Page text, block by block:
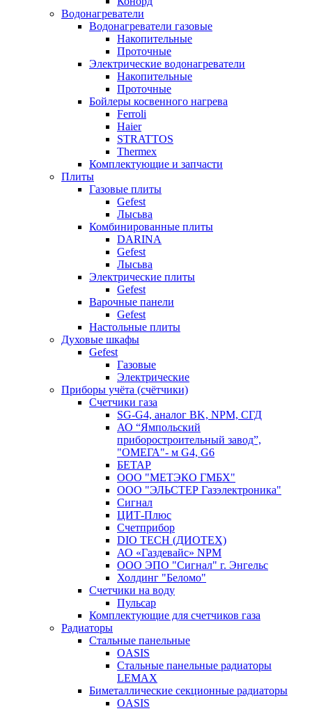
Водонагреватели
Водонагреватели газовые
Накопительные
Проточные
Электрические водонагреватели
Накопительные
Проточные
Бойлеры косвенного нагрева
Ferroli
Haier
STRATTOS
Thermex
Комплектующие и запчасти
Плиты
Газовые плиты
Gefest
Лысьва
Комбинированные плиты
DARINA
Gefest
Лысьва
Электрические плиты
Gefest
Варочные панели
Gefest
Настольные плиты
Духовые шкафы
Gefest
Газовые
Электрические
Приборы учёта (счётчики)
Счетчики газа
SG-G4, аналог BK, NPM, СГД
АО “Ямпольский
приборостроительный завод”,
"ОМЕГА"- м G4, G6
БЕТАР
ООО "МЕТЭКО ГМБХ"
ООО "ЭЛЬСТЕР Газэлектроника"
Сигнал
ЦИТ-Плюс
Счетприбор
DIO TECH (ДИОТЕХ)
АО «Газдевайс» NPM
ООО ЭПО "Сигнал" г. Энгельс
Холдинг "Беломо"
Счетчики на воду
Пульсар
Комплектующие для счетчиков газа
Радиаторы
Стальные панельные
OASIS
Стальные панельные радиаторы
LEMAX
Биметаллические секционные радиаторы
OASIS